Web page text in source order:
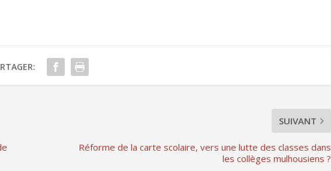
SUIVANT
Réforme de la carte scolaire, vers une lutte des classes dans
les collèges mulhousiens ?